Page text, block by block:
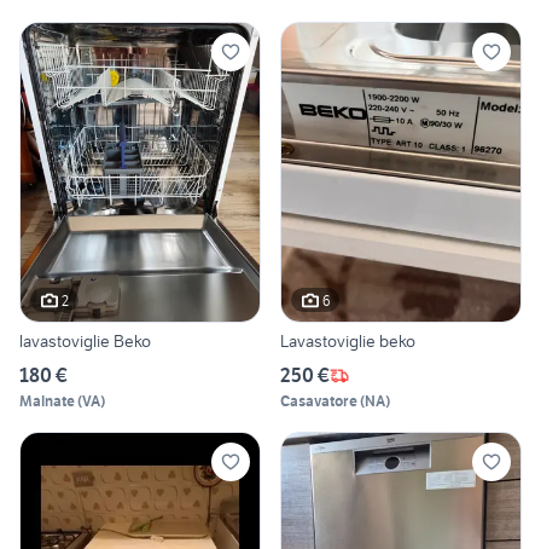
2
lavastoviglie Beko
180 €
Malnate(VA)
6
Lavastoviglie beko
250 €
Casavatore(NA)